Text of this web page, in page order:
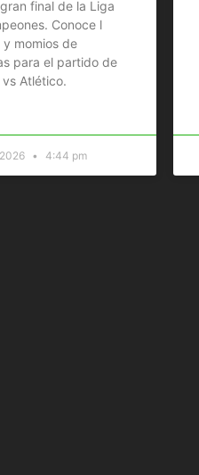
final de la Liga
Conoce l
momios de
para el partido de
vs Atlético.
4:44 pm